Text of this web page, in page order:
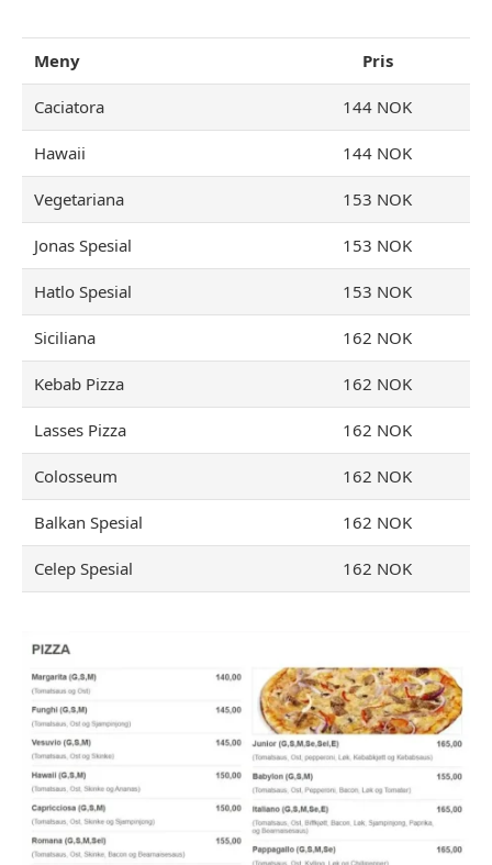
Meny Pris
Caciatora 144 NOK
Hawaii 144 NOK
Vegetariana 153 NOK
Jonas Spesial 153 NOK
Hatlo Spesial 153 NOK
Siciliana 162 NOK
Kebab Pizza 162 NOK
Lasses Pizza 162 NOK
Colosseum 162 NOK
Balkan Spesial 162 NOK
Celep Spesial 162 NOK